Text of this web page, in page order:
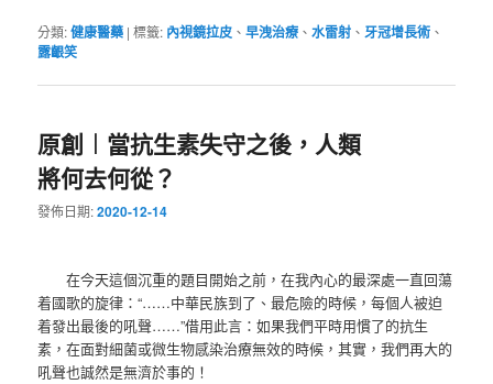
分類:健康醫藥 |標籤: 內視鏡拉皮 、早洩治療 、水雷射 、 牙冠增長術 、
露齦笑
原創︱當抗生素失守之後，人類
將何去何從？
發佈日期:2020-12-14
在今天這個沉重的題目開始之前，在我內心的最深處一直回蕩
着國歌的旋律：“……中華民族到了、最危險的時候，每個人被迫
着發出最後的吼聲……”借用此言：如果我們平時用慣了的抗生
素，在面對細菌或微生物感染治療無效的時候，其實，我們再大的
吼聲也誠然是無濟於事的！